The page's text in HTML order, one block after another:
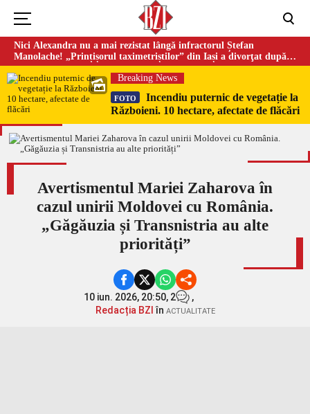
Nici Alexandra nu a mai rezistat lângă infractorul Ștefan
Manolache! „Prințișorul taximetriștilor” din Iași a divorţat după
doi ani de căsnicie
Breaking News
FOTO
Incendiu puternic de vegetație la
Războieni. 10 hectare, afectate de flăcări
Avertismentul Mariei Zaharova în
cazul unirii Moldovei cu România.
„Găgăuzia și Transnistria au alte
priorități”
10 iun. 2026, 20:50, 2
,
Redacția BZI în ACTUALITATE